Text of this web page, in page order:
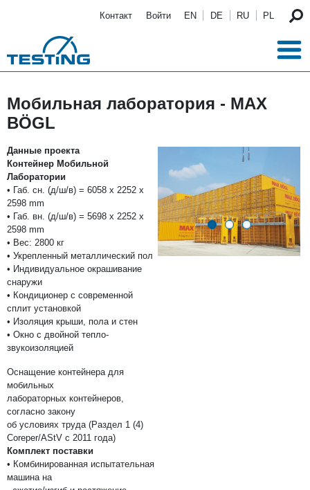
Контакт Войти EN DE RU PL
Мобильная лаборатория - MAX
BÖGL
Данные проекта
Контейнер Мобильной
Лаборатории
• Габ. сн. (д/ш/в) = 6058 x 2252 x
2598 mm
• Габ. вн. (д/ш/в) = 5698 x 2252 x
2598 mm
• Вес: 2800 кг
• Укрепленный металлический пол
• Индивидуальное окрашивание
снаружи
• Кондиционер с современной
сплит установкой
• Изоляция крыши, пола и стен
• Окно с двойной тепло-
звукоизоляцией
Оснащение контейнера для
мобильных
лабораторных контейнеров,
согласно закону
об условиях труда (Раздел 1 (4)
Coreper/AStV с 2011 года)
Комплект поставки
• Комбинированная испытательная
машина на